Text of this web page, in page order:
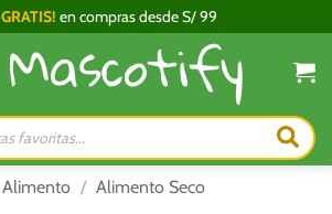
GRATIS! en compras desde S/ 99
Alimento / Alimento Seco